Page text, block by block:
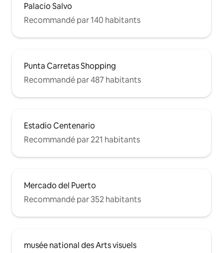
Palacio Salvo
Recommandé par 140 habitants
Punta Carretas Shopping
Recommandé par 487 habitants
Estadio Centenario
Recommandé par 221 habitants
Mercado del Puerto
Recommandé par 352 habitants
musée national des Arts visuels